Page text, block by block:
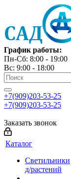
График работы:
Пн-Сб: 8:00 - 19:00
Вс: 9:00 - 18:00
+7(909)203-53-25
+7(909)203-53-25
Заказать звонок
Каталог
Светильники
д/растений